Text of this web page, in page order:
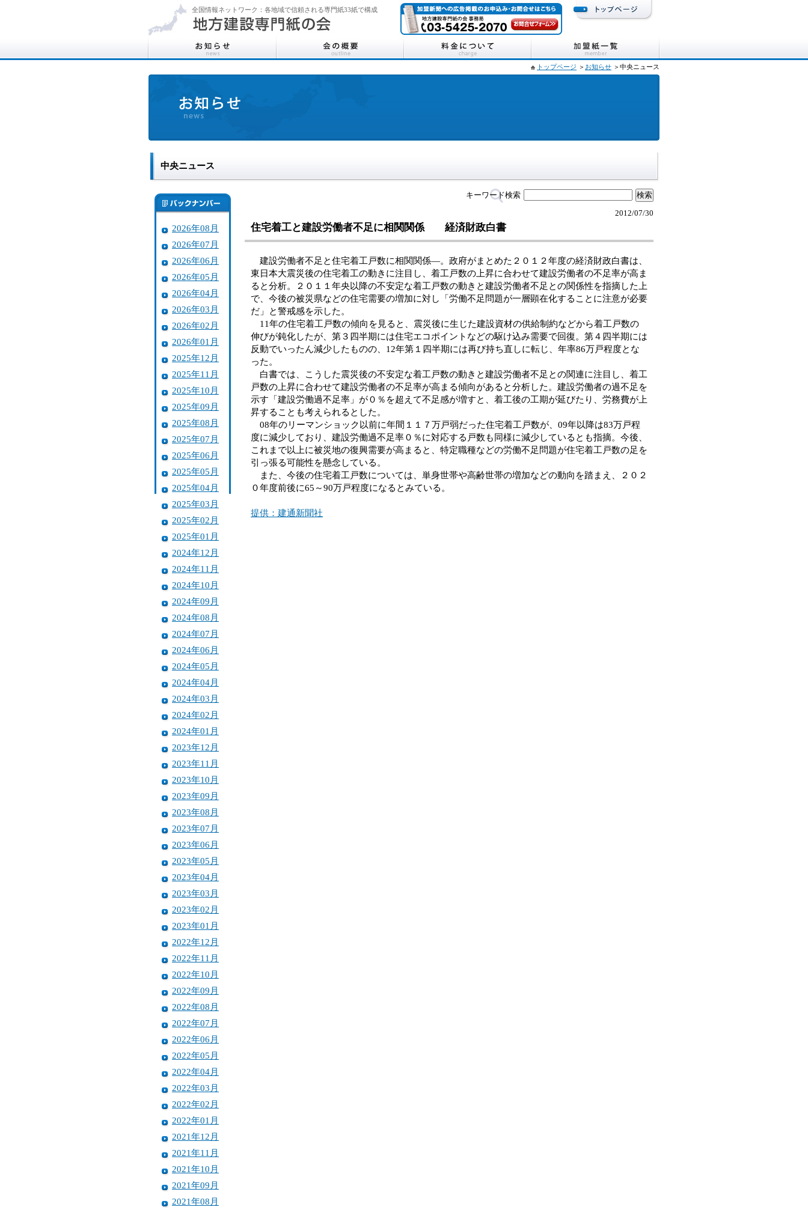
全国情報ネットワーク：各地域で信頼される専門紙33紙で構成
トップページ ＞ お知らせ ＞中央ニュース
中央ニュース
2026年08月
2026年07月
2026年06月
2026年05月
2026年04月
2026年03月
2026年02月
2026年01月
2025年12月
2025年11月
2025年10月
2025年09月
2025年08月
2025年07月
2025年06月
2025年05月
2025年04月
2025年03月
2025年02月
2025年01月
2024年12月
2024年11月
2024年10月
2024年09月
2024年08月
2024年07月
2024年06月
2024年05月
2024年04月
2024年03月
2024年02月
2024年01月
2023年12月
2023年11月
2023年10月
2023年09月
2023年08月
2023年07月
2023年06月
2023年05月
2023年04月
2023年03月
2023年02月
2023年01月
2022年12月
2022年11月
2022年10月
2022年09月
2022年08月
2022年07月
2022年06月
2022年05月
2022年04月
2022年03月
2022年02月
2022年01月
2021年12月
2021年11月
2021年10月
2021年09月
2021年08月
キーワード検索
2012/07/30
住宅着工と建設労働者不足に相関関係 経済財政白書
建設労働者不足と住宅着工戸数に相関関係―。政府がまとめた２０１２年度の経済財政白書は、
東日本大震災後の住宅着工の動きに注目し、着工戸数の上昇に合わせて建設労働者の不足率が高ま
ると分析。２０１１年央以降の不安定な着工戸数の動きと建設労働者不足との関係性を指摘した上
で、今後の被災県などの住宅需要の増加に対し「労働不足問題が一層顕在化することに注意が必要
だ」と警戒感を示した。
11年の住宅着工戸数の傾向を見ると、震災後に生じた建設資材の供給制約などから着工戸数の
伸びが鈍化したが、第３四半期には住宅エコポイントなどの駆け込み需要で回復。第４四半期には
反動でいったん減少したものの、12年第１四半期には再び持ち直しに転じ、年率86万戸程度とな
った。
白書では、こうした震災後の不安定な着工戸数の動きと建設労働者不足との関連に注目し、着工
戸数の上昇に合わせて建設労働者の不足率が高まる傾向があると分析した。建設労働者の過不足を
示す「建設労働過不足率」が０％を超えて不足感が増すと、着工後の工期が延びたり、労務費が上
昇することも考えられるとした。
08年のリーマンショック以前に年間１１７万戸弱だった住宅着工戸数が、09年以降は83万戸程
度に減少しており、建設労働過不足率０％に対応する戸数も同様に減少しているとも指摘。今後、
これまで以上に被災地の復興需要が高まると、特定職種などの労働不足問題が住宅着工戸数の足を
引っ張る可能性を懸念している。
また、今後の住宅着工戸数については、単身世帯や高齢世帯の増加などの動向を踏まえ、２０２
０年度前後に65～90万戸程度になるとみている。
提供：建通新聞社